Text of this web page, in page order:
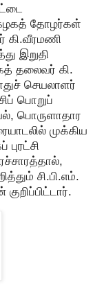
தோழர்கள்
கி.வீரமணி
இறுதி
தலைவர் கி.
செயலாளர்
பொறுப்
பொருளாதார
முக்கிய
சி.பி.எம்.